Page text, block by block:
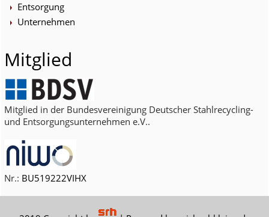
Entsorgung
Unternehmen
Mitglied
Mitglied in der Bundesvereinigung Deutscher Stahlrecycling-
und Entsorgungsunternehmen e.V..
Nr.: BU519222VIHX